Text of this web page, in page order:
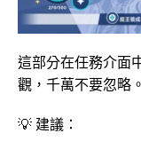
這部分在任務介面
觀，千萬不要忽略。
💡 建議：